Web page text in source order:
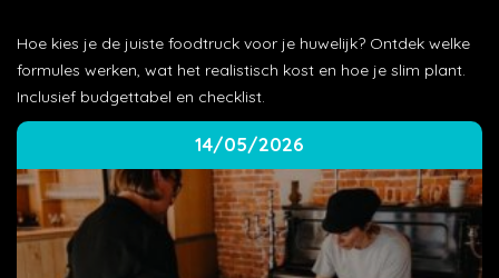
Hoe kies je de juiste foodtruck voor je huwelijk? Ontdek welke
formules werken, wat het realistisch kost en hoe je slim plant.
Inclusief budgettabel en checklist.
14/05/2026